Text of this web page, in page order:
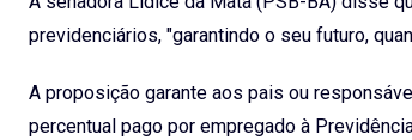
previdenciários, "garantindo o seu futuro,
A proposição garante aos pais ou
percentual pago por empregado à